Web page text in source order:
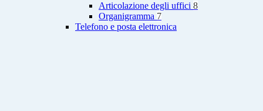
Articolazione degli uffici 8
Organigramma 7
Telefono e posta elettronica